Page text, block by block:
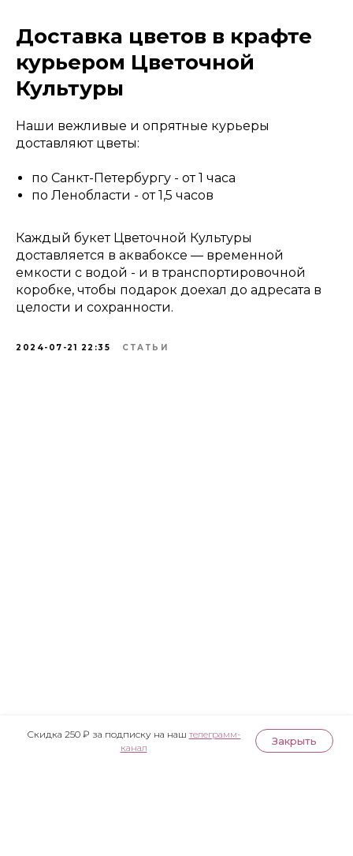
Скидка 250 ₽ за подписку на наш телеграмм-
канал
Закрыть
Доставка цветов в крафте
курьером Цветочной
Культуры
Наши вежливые и опрятные курьеры
доставляют цветы:
по Санкт-Петербургу - от 1 часа
по Ленобласти - от 1,5 часов
Каждый букет Цветочной Культуры
доставляется в аквабоксе — временной
емкости с водой - и в транспортировочной
коробке, чтобы подарок доехал до адресата в
целости и сохранности.
2024-07-21 22:35 СТАТЬИ